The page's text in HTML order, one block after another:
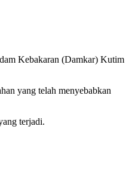
Kebakaran (Damkar) Kutim
yang telah menyebabkan
terjadi.